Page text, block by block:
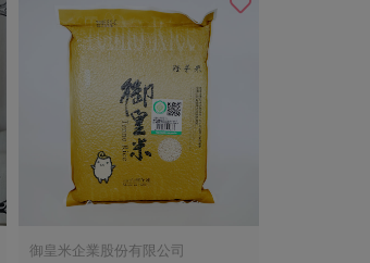
御皇米企業股份有限公司